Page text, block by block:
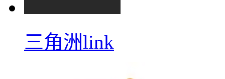
三角洲link